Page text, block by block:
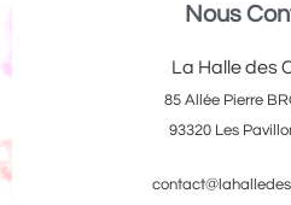
Nous
La Halle des
85 Allée Pierre
93320 Les